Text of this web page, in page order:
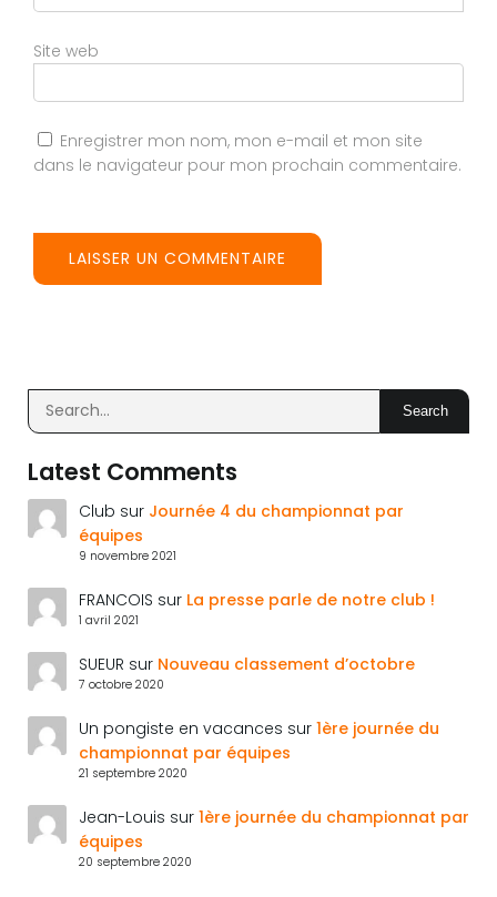
Site web
Enregistrer mon nom, mon e-mail et mon site
dans le navigateur pour mon prochain commentaire.
Search
Latest Comments
Club sur Journée 4 du championnat par
équipes
9 novembre 2021
FRANCOIS sur La presse parle de notre club !
1 avril 2021
SUEUR sur Nouveau classement d’octobre
7 octobre 2020
Un pongiste en vacances sur 1ère journée du
championnat par équipes
21 septembre 2020
Jean-Louis sur 1ère journée du championnat par
équipes
20 septembre 2020